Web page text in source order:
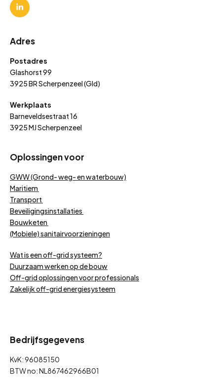
Adres
Postadres
Glashorst 99
3925 BR Scherpenzeel (Gld)
Werkplaats
Barneveldsestraat 16
3925 MJ Scherpenzeel
Oplossingen voor
GWW (Grond- weg- en waterbouw)
Maritiem
Transport
Beveiligingsinstallaties
Bouwketen
(Mobiele) sanitairvoorzieningen
Wat is een off-grid systeem?
Duurzaam werken op de bouw
Off-grid oplossingen voor professionals
Zakelijk off-grid energiesysteem
Bedrijfsgegevens
KvK: 96085150
BTW no: NL867462966B01